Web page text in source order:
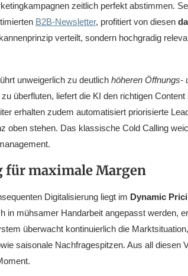
zeitlich perfekt abstimmen.
B2B-Newsletter, profitiert von diesen
verteilt, sondern hochgradig
unweigerlich zu deutlich höheren Öffnungs-
überfluten, liefert die KI den richtigen
erhalten zudem automatisiert priorisierte
oben stehen. Das klassische Cold Calling
für maximale Margen
Digitalisierung liegt im Dynamic
in mühsamer Handarbeit angepasst werden,
überwacht kontinuierlich die
saisonale Nachfragespitzen. Aus all diesen